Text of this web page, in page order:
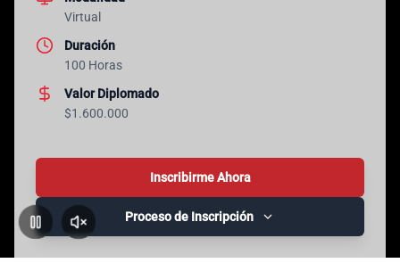
Pausar
Activar
Virtual
Duración
100 Horas
Valor Diplomado
$1.600.000
Inscribirme Ahora
Proceso de Inscripción